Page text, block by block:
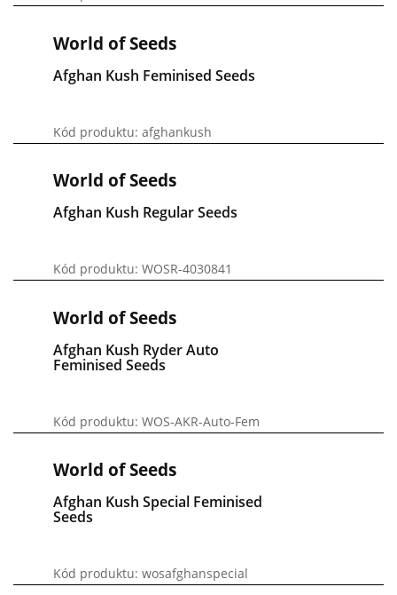
World of Seeds
Afghan Kush Feminised Seeds
Kód produktu: afghankush
World of Seeds
Afghan Kush Regular Seeds
Kód produktu: WOSR-4030841
World of Seeds
Afghan Kush Ryder Auto
Feminised Seeds
Kód produktu: WOS-AKR-Auto-Fem
World of Seeds
Afghan Kush Special Feminised
Seeds
Kód produktu: wosafghanspecial